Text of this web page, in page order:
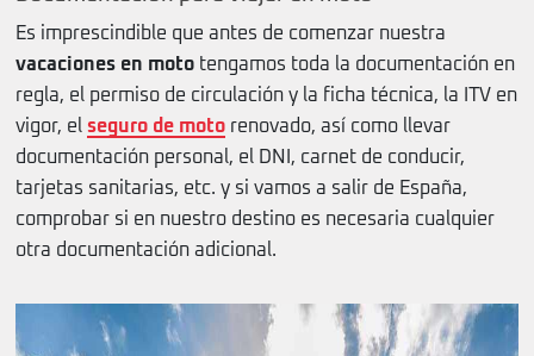
Es imprescindible que antes de comenzar nuestra
vacaciones en moto tengamos toda la documentación en
regla, el permiso de circulación y la ficha técnica, la ITV en
vigor, el seguro de moto renovado, así como llevar
documentación personal, el DNI, carnet de conducir,
tarjetas sanitarias, etc. y si vamos a salir de España,
comprobar si en nuestro destino es necesaria cualquier
otra documentación adicional.